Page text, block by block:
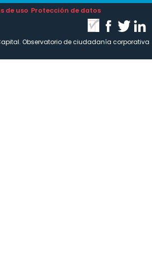
de uso Protección de datos
Observatorio de ciudadanía corporativa